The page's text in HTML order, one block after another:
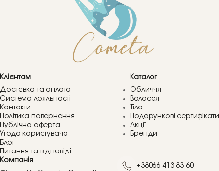
Клієнтам
Доставка та оплата
Система лояльності
Контакти
Політика повернення
Публічна оферта
Угода користувача
Блог
Питання та відповіді
Каталог
Обличчя
Волосся
Тіло
Подарункові сертифікати
Акції
Бренди
Компанія
+38066 413 83 60